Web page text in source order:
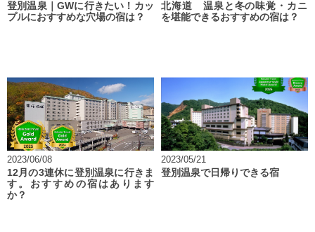
登別温泉｜GWに行きたい！カッ
プルにおすすめな穴場の宿は？
北海道 温泉と冬の味覚・カニ
を堪能できるおすすめの宿は？
2023/06/08
12月の3連休に登別温泉に行きま
す。おすすめの宿はあります
か？
2023/05/21
登別温泉で日帰りできる宿